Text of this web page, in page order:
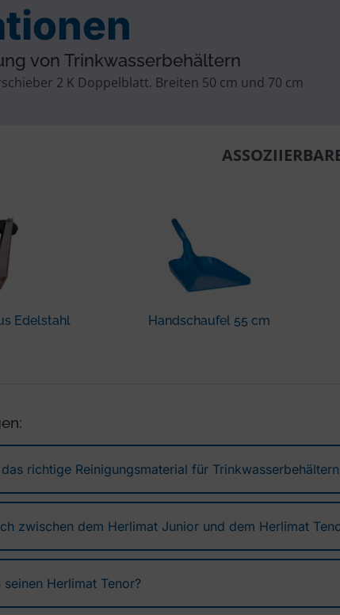
von Trinkwasserbehältern
2 K Doppelblatt. Breiten 50 cm und 70 cm
Edelstahl Handschaufel 55 cm
richtige Reinigungsmaterial für
zwischen dem Herlimat Junior und dem Herlimat
Herlimat Tenor?